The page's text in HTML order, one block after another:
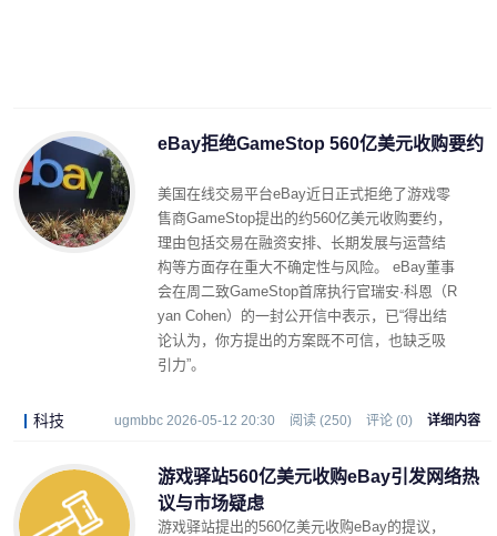
eBay拒绝GameStop 560亿美元收购要约
美国在线交易平台eBay近日正式拒绝了游戏零
售商GameStop提出的约560亿美元收购要约，
理由包括交易在融资安排、长期发展与运营结
构等方面存在重大不确定性与风险。 eBay董事
会在周二致GameStop首席执行官瑞安·科恩（R
yan Cohen）的一封公开信中表示，已“得出结
论认为，你方提出的方案既不可信，也缺乏吸
引力”。
科技 ugmbbc 2026-05-12 20:30 阅读 (250) 评论 (0) 详细内容
游戏驿站560亿美元收购eBay引发网络热
议与市场疑虑
游戏驿站提出的560亿美元收购eBay的提议，